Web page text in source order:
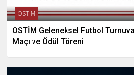
OSTİM
OSTİM Geleneksel Futbol
Maçı ve Ödül Töreni